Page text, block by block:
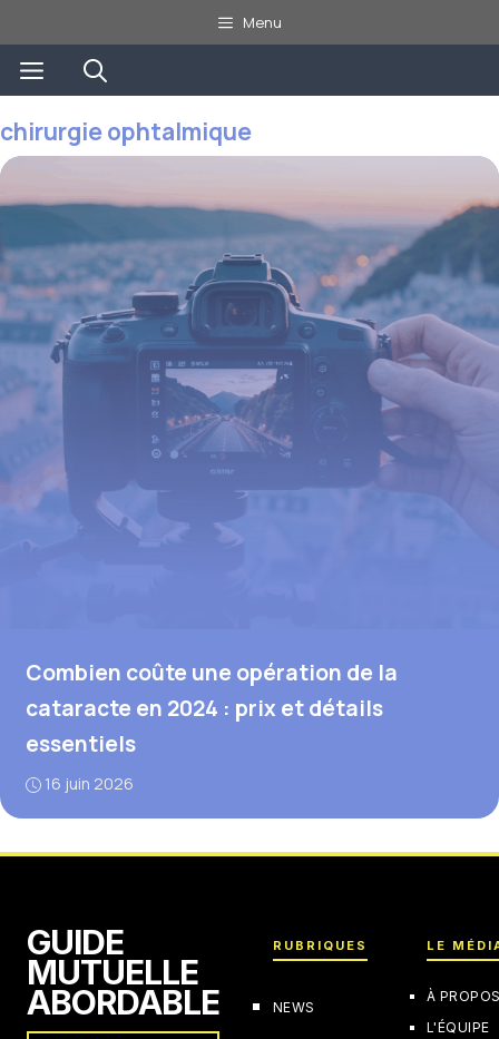
au
contenu
Menu
Menu
chirurgie ophtalmique
Combien coûte une opération de la
cataracte en 2024 : prix et détails
essentiels
16 juin 2026
GUIDE
MUTUELLE
ABORDABLE
RUBRIQUES
NEWS
LE
À
L'ÉQUIPE